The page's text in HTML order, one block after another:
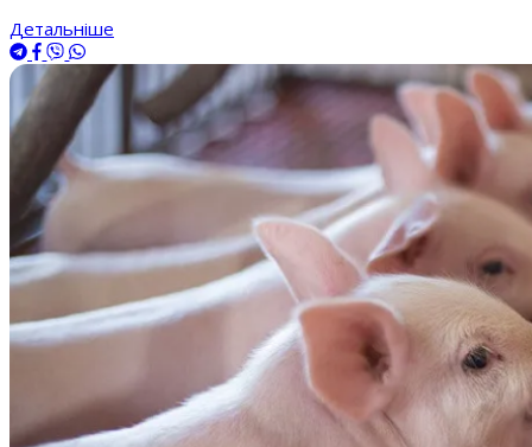
Детальніше